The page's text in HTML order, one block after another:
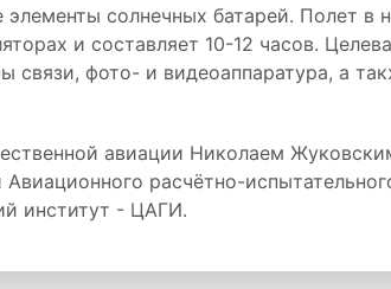
солнечных батарей. Полет в
и составляет 10-12 часов.
связи, фото- и видеоаппаратура, а
авиации Николаем
расчётно-
институт - ЦАГИ.